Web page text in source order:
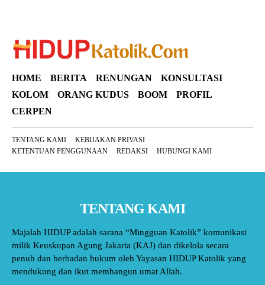
HOME BERITA RENUNGAN
KONSULTASI
KOLOM
ORANG KUDUS BOOM
PROFIL
CERPEN
TENTANG KAMI
KEBIJAKAN PRIVASI
KETENTUAN PENGGUNAAN
REDAKSI HUBUNGI KAMI
TENTANG KAMI
Majalah HIDUP adalah sarana “Mingguan Katolik” komunikasi
milik Keuskupan Agung Jakarta (KAJ) dan dikelola secara
penuh dan berbadan hukum oleh Yayasan HIDUP Katolik yang
mendukung dan ikut membangun umat Allah.